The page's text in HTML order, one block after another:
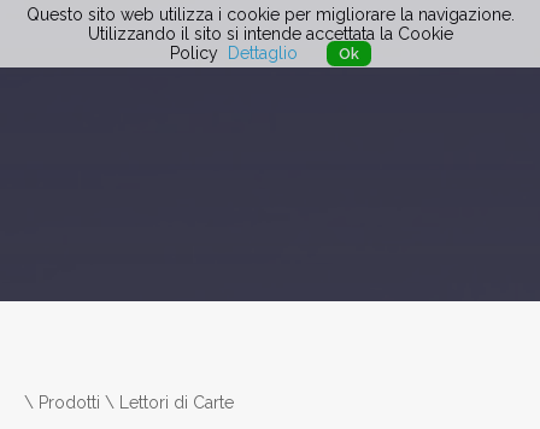
\ Prodotti \ Lettori di Carte
Questo sito web utilizza i cookie per migliorare la navigazione.
Utilizzando il sito si intende accettata la Cookie
Policy
Dettaglio Ok